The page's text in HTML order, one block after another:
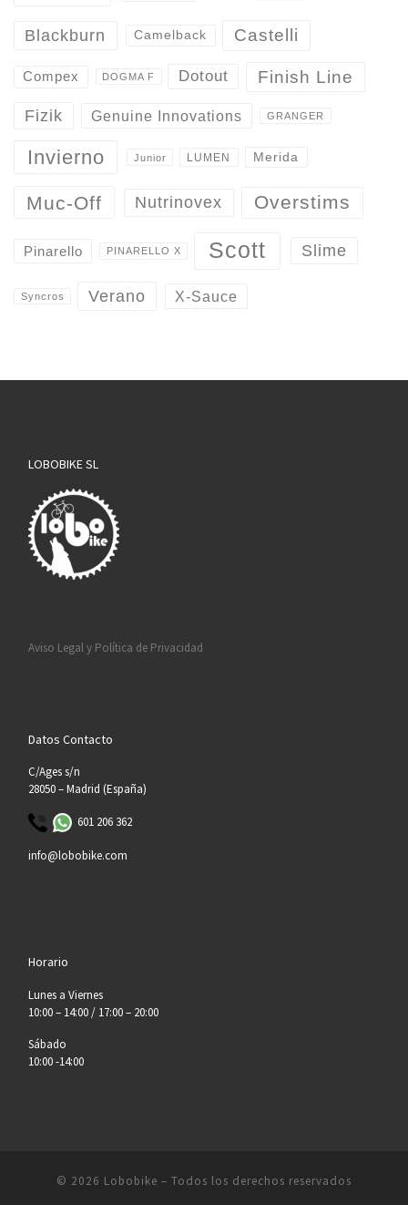
Blackburn Camelback Castelli
Compex DOGMA F Dotout Finish Line
Fizik Genuine Innovations GRANGER
Invierno Junior LUMEN Merida
Muc-Off Nutrinovex Overstims
Pinarello PINARELLO X Scott Slime
Syncros Verano X-Sauce
LOBOBIKE SL
Aviso Legal y Política de Privacidad
Datos Contacto
C/Ages s/n
28050 – Madrid (España)
601 206 362
info@lobobike.com
Horario
Lunes a Viernes
10:00 – 14:00 / 17:00 – 20:00
Sábado
10:00 -14:00
© 2026 Lobobike – Todos los derechos reservados